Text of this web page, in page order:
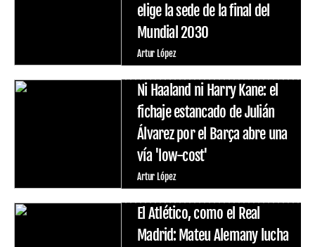
elige la sede de la final del
Mundial 2030
Artur López
Ni Haaland ni Harry Kane: el
fichaje estancado de Julián
Álvarez por el Barça abre una
vía 'low-cost'
Artur López
El Atlético, como el Real
Madrid: Mateu Alemany lucha